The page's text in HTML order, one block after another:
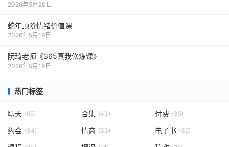
2026年5月20日
蛇年顶阶情绪价值课
2026年5月19日
阮琦老师《365真我修炼课》
2026年5月19日
热门标签
聊天 (65) 合集 (43) 付费 (35)
约会 (34) 情商 (33) 电子书 (32)